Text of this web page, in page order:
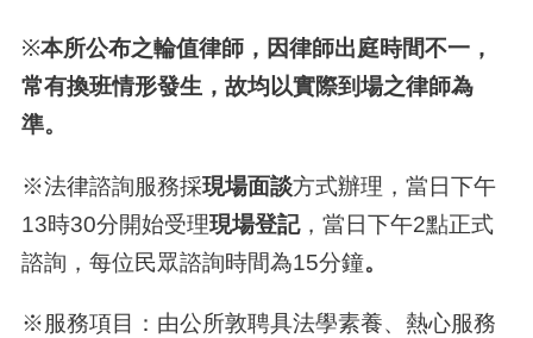
※本所公布之輪值律師，因律師出庭時間不一，
常有換班情形發生，故均以實際到場之律師為
準。
※法律諮詢服務採現場面談方式辦理，當日下午
13時30分開始受理現場登記，當日下午2點正式
諮詢，每位民眾諮詢時間為15分鐘。
※服務項目：由公所敦聘具法學素養、熱心服務